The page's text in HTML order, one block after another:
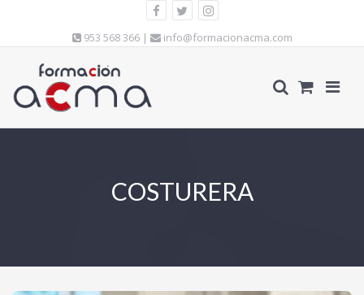
953 568 366 | info@formacionacma.com
COSTURERA